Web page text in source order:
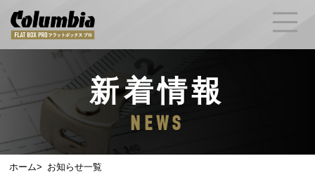
新着情報
NEWS
ホーム お知らせ一覧